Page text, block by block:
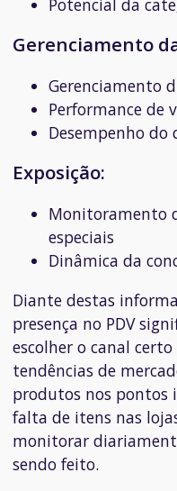
Potencial da
Gerenciamento
Gerenciamento
Performance de
Desempenho
Exposição:
Monitoramento
especiais
Dinâmica da
Diante destas
presença no PDV
escolher o canal
tendências de
produtos nos pontos
falta de itens nas
monitorar
sendo feito.